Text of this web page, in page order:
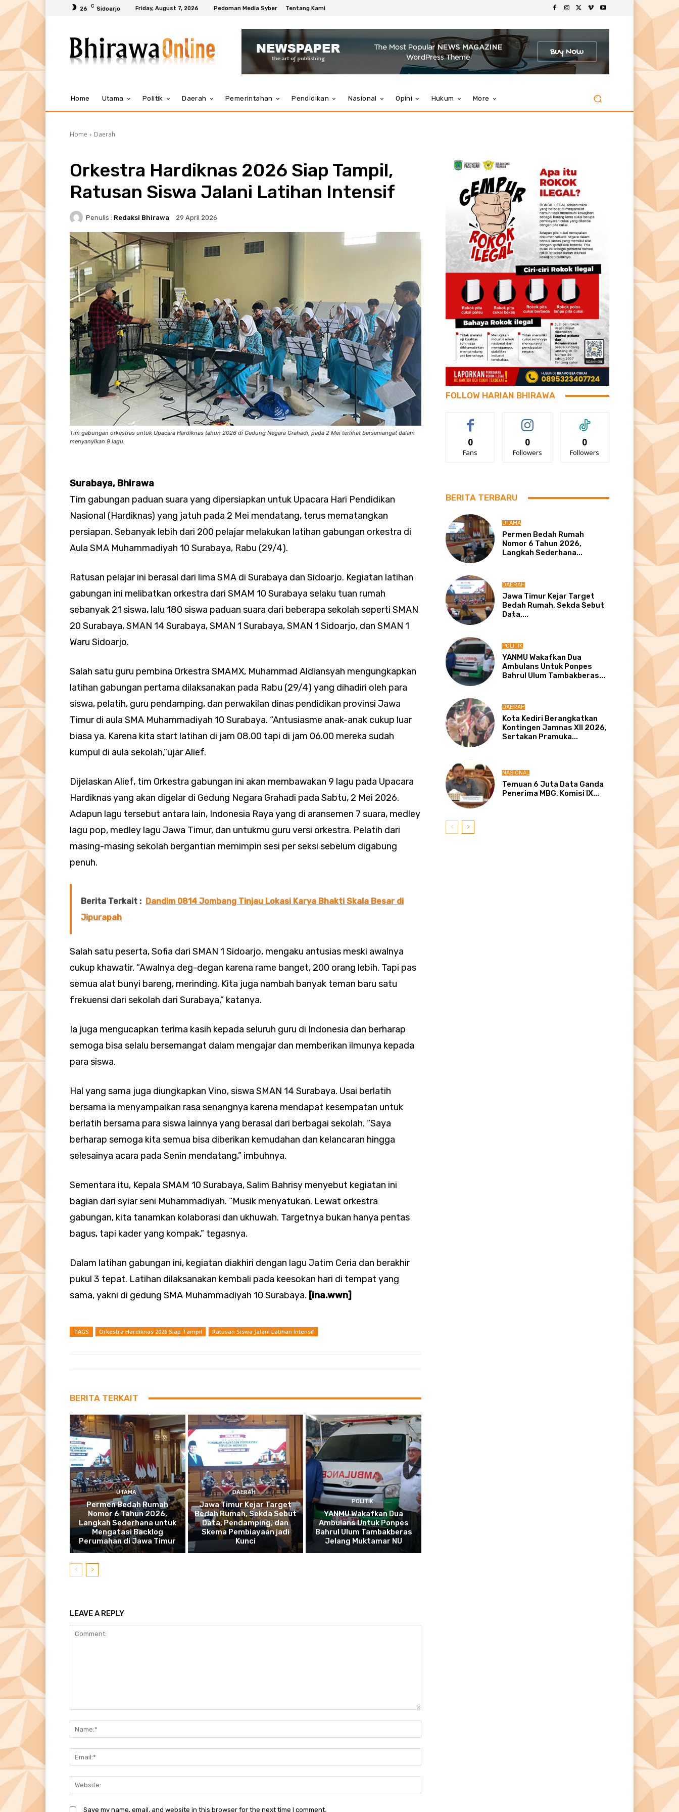
26 C Sidoarjo Friday, August 7, 2026 Pedoman Media Syber Tentang Kami
Home Utama Politik Daerah Pemerintahan Pendidikan Nasional Opini Hukum More
Home Daerah
Orkestra Hardiknas 2026 Siap Tampil,
Ratusan Siswa Jalani Latihan Intensif
Penulis : Redaksi Bhirawa 29 April 2026
Tim gabungan orkestras untuk Upacara Hardiknas tahun 2026 di Gedung Negara Grahadi, pada 2 Mei terlihat bersemangat dalam
menyanyikan 9 lagu.
Surabaya, Bhirawa
Tim gabungan paduan suara yang dipersiapkan untuk Upacara Hari Pendidikan
Nasional (Hardiknas) yang jatuh pada 2 Mei mendatang, terus mematangkan
persiapan. Sebanyak lebih dari 200 pelajar melakukan latihan gabungan orkestra di
Aula SMA Muhammadiyah 10 Surabaya, Rabu (29/4).
Ratusan pelajar ini berasal dari lima SMA di Surabaya dan Sidoarjo. Kegiatan latihan
gabungan ini melibatkan orkestra dari SMAM 10 Surabaya selaku tuan rumah
sebanyak 21 siswa, lalu 180 siswa paduan suara dari beberapa sekolah seperti SMAN
20 Surabaya, SMAN 14 Surabaya, SMAN 1 Surabaya, SMAN 1 Sidoarjo, dan SMAN 1
Waru Sidoarjo.
Salah satu guru pembina Orkestra SMAMX, Muhammad Aldiansyah mengungkapkan
latihan gabungan pertama dilaksanakan pada Rabu (29/4) yang dihadiri oleh para
siswa, pelatih, guru pendamping, dan perwakilan dinas pendidikan provinsi Jawa
Timur di aula SMA Muhammadiyah 10 Surabaya. “Antusiasme anak-anak cukup luar
biasa ya. Karena kita start latihan di jam 08.00 tapi di jam 06.00 mereka sudah
kumpul di aula sekolah,”ujar Alief.
Dijelaskan Alief, tim Orkestra gabungan ini akan membawakan 9 lagu pada Upacara
Hardiknas yang akan digelar di Gedung Negara Grahadi pada Sabtu, 2 Mei 2026.
Adapun lagu tersebut antara lain, Indonesia Raya yang di aransemen 7 suara, medley
lagu pop, medley lagu Jawa Timur, dan untukmu guru versi orkestra. Pelatih dari
masing-masing sekolah bergantian memimpin sesi per seksi sebelum digabung
penuh.
Berita Terkait : Dandim 0814 Jombang Tinjau Lokasi Karya Bhakti Skala Besar di
Jipurapah
Salah satu peserta, Sofia dari SMAN 1 Sidoarjo, mengaku antusias meski awalnya
cukup khawatir. “Awalnya deg-degan karena rame banget, 200 orang lebih. Tapi pas
semua alat bunyi bareng, merinding. Kita juga nambah banyak teman baru satu
frekuensi dari sekolah dari Surabaya,” katanya.
Ia juga mengucapkan terima kasih kepada seluruh guru di Indonesia dan berharap
semoga bisa selalu bersemangat dalam mengajar dan memberikan ilmunya kepada
para siswa.
Hal yang sama juga diungkapkan Vino, siswa SMAN 14 Surabaya. Usai berlatih
bersama ia menyampaikan rasa senangnya karena mendapat kesempatan untuk
berlatih bersama para siswa lainnya yang berasal dari berbagai sekolah. “Saya
berharap semoga kita semua bisa diberikan kemudahan dan kelancaran hingga
selesainya acara pada Senin mendatang,” imbuhnya.
Sementara itu, Kepala SMAM 10 Surabaya, Salim Bahrisy menyebut kegiatan ini
bagian dari syiar seni Muhammadiyah. “Musik menyatukan. Lewat orkestra
gabungan, kita tanamkan kolaborasi dan ukhuwah. Targetnya bukan hanya pentas
bagus, tapi kader yang kompak,” tegasnya.
Dalam latihan gabungan ini, kegiatan diakhiri dengan lagu Jatim Ceria dan berakhir
pukul 3 tepat. Latihan dilaksanakan kembali pada keesokan hari di tempat yang
sama, yakni di gedung SMA Muhammadiyah 10 Surabaya. [ina.wwn]
TAGS Orkestra Hardiknas 2026 Siap Tampil Ratusan Siswa Jalani Latihan Intensif
BERITA TERKAIT
UTAMA
Permen Bedah Rumah
Nomor 6 Tahun 2026,
Langkah Sederhana untuk
Mengatasi Backlog
Perumahan di Jawa Timur
DAERAH
Jawa Timur Kejar Target
Bedah Rumah, Sekda Sebut
Data, Pendamping, dan
Skema Pembiayaan jadi
Kunci
POLITIK
YANMU Wakafkan Dua
Ambulans Untuk Ponpes
Bahrul Ulum Tambakberas
Jelang Muktamar NU
LEAVE A REPLY
Save my name, email, and website in this browser for the next time I comment.
FOLLOW HARIAN BHIRAWA
0
Fans
0
Followers
0
Followers
BERITA TERBARU
UTAMA
Permen Bedah Rumah
Nomor 6 Tahun 2026,
Langkah Sederhana...
DAERAH
Jawa Timur Kejar Target
Bedah Rumah, Sekda Sebut
Data,...
POLITIK
YANMU Wakafkan Dua
Ambulans Untuk Ponpes
Bahrul Ulum Tambakberas...
DAERAH
Kota Kediri Berangkatkan
Kontingen Jamnas XII 2026,
Sertakan Pramuka...
NASIONAL
Temuan 6 Juta Data Ganda
Penerima MBG, Komisi IX...